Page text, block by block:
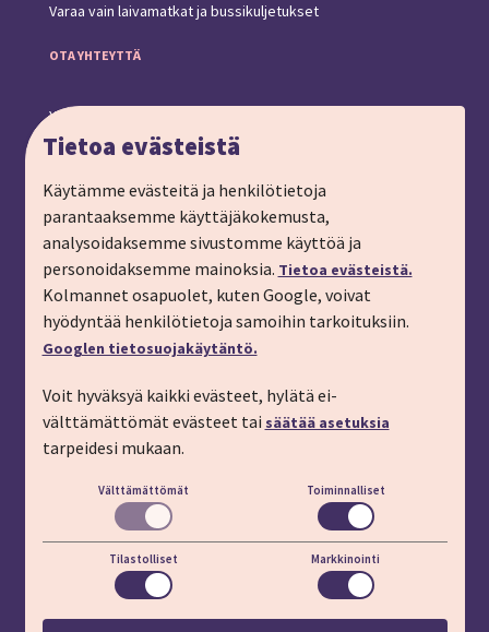
Varaa vain laivamatkat ja bussikuljetukset
OTA YHTEYTTÄ
Yhteystiedot ja toimipiste
Anna palautetta
Ryhmämatkat, pyydä tarjous
Tilaa matkalahjakortti
Tilaa esite
Tilaa matkakirje sähköpostiin
Ilmoita passitiedot
Liity kanta-asiakkaaksi
Töihin IMT:lle
YHTEYSTIEDOT
Puhelin: 03 45 800 (pvm/mpm)
apu.imt.fi
LÖYDÄT MEIDÄT MYÖS
Tietoa evästeistä
Käytämme evästeitä ja henkilötietoja
parantaaksemme käyttäjäkokemusta,
analysoidaksemme sivustomme käyttöä ja
personoidaksemme mainoksia. Tietoa evästeistä.
Kolmannet osapuolet, kuten Google, voivat
hyödyntää henkilötietoja samoihin tarkoituksiin.
Googlen tietosuojakäytäntö.
Voit hyväksyä kaikki evästeet, hylätä ei-
välttämättömät evästeet tai säätää asetuksia
tarpeidesi mukaan.
Välttämättömät Toiminnalliset
Tilastolliset Markkinointi